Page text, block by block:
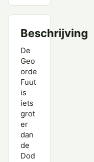
Beschrijving
De
Geo
orde
Fuut
is
iets
grot
er
dan
de
Dod